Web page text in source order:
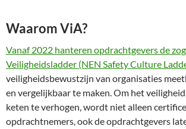
Waarom ViA?
Vanaf 2022 hanteren opdrachtgevers de
Veiligheidsladder (NEN Safety Culture
veiligheidsbewustzijn van organisaties
en vergelijkbaar te maken. Om het
keten te verhogen, wordt niet alleen
opdrachtnemers, ook de opdrachtgevers